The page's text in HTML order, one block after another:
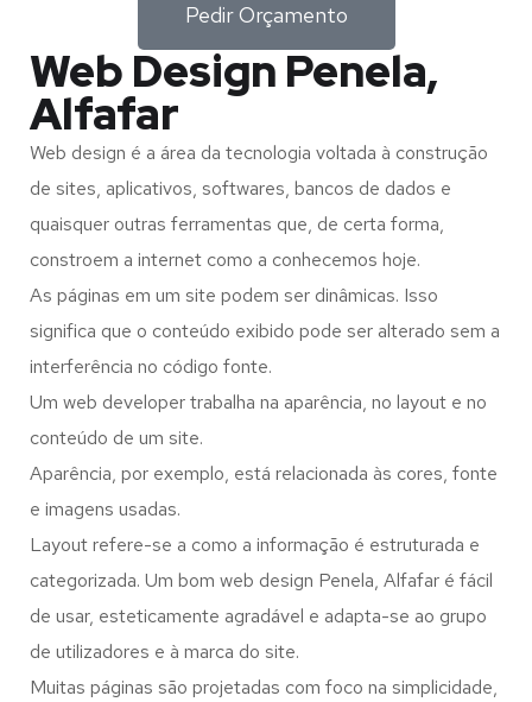
Pedir Orçamento
Web Design Penela,
Alfafar
Web design é a área da tecnologia voltada à construção
de sites, aplicativos, softwares, bancos de dados e
quaisquer outras ferramentas que, de certa forma,
constroem a internet como a conhecemos hoje.
As páginas em um site podem ser dinâmicas. Isso
significa que o conteúdo exibido pode ser alterado sem a
interferência no código fonte.
Um web developer trabalha na aparência, no layout e no
conteúdo de um site.
Aparência, por exemplo, está relacionada às cores, fonte
e imagens usadas.
Layout refere-se a como a informação é estruturada e
categorizada. Um bom web design Penela, Alfafar é fácil
de usar, esteticamente agradável e adapta-se ao grupo
de utilizadores e à marca do site.
Muitas páginas são projetadas com foco na simplicidade,